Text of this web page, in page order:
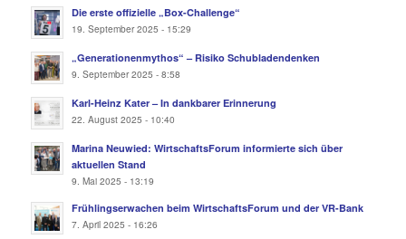
Die erste offizielle „Box-Challenge“
19. September 2025 - 15:29
„Generationenmythos“ – Risiko Schubladendenken
9. September 2025 - 8:58
Karl-Heinz Kater – In dankbarer Erinnerung
22. August 2025 - 10:40
Marina Neuwied: WirtschaftsForum informierte sich über
aktuellen Stand
9. Mai 2025 - 13:19
Frühlingserwachen beim WirtschaftsForum und der VR-Bank
7. April 2025 - 16:26